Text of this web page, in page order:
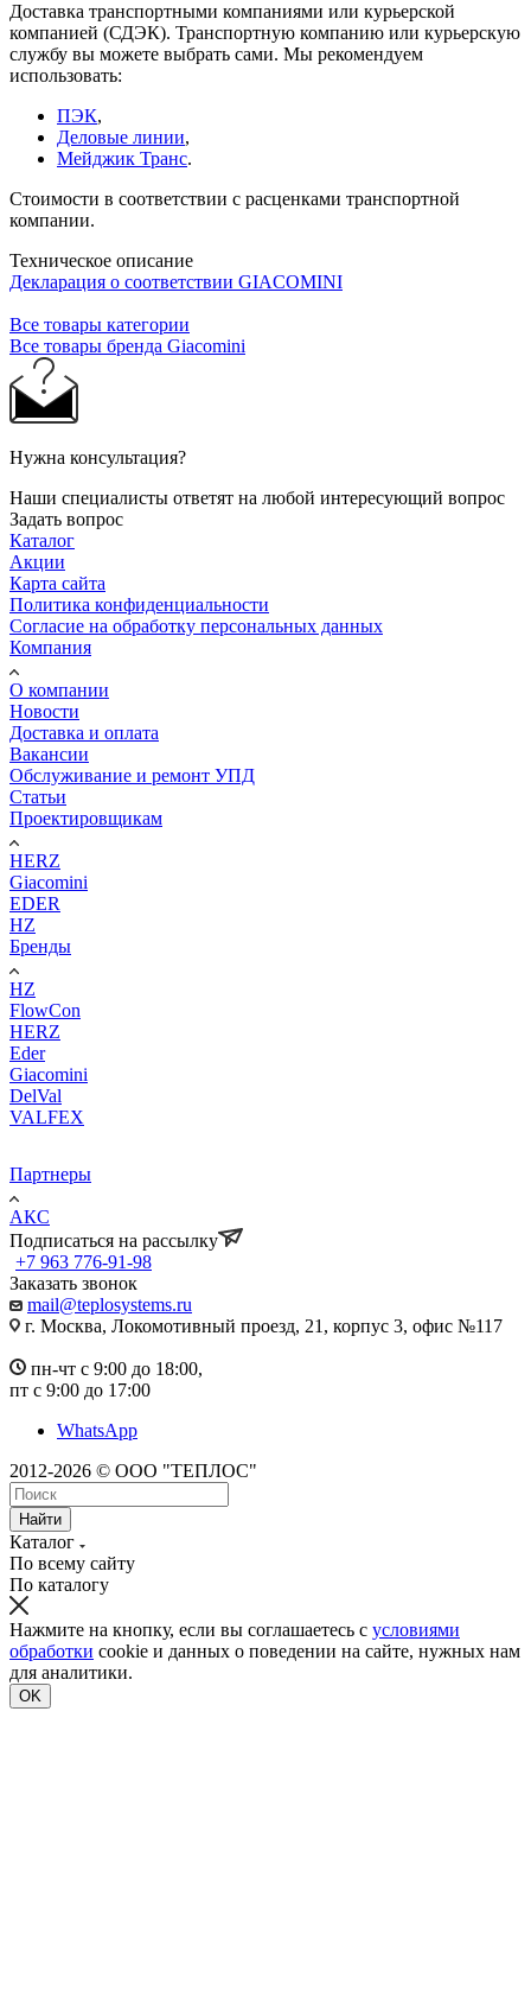
Доставка транспортными компаниями или курьерской
компанией (СДЭК). Транспортную компанию или курьерскую
службу вы можете выбрать сами. Мы рекомендуем
использовать:
ПЭК,
Деловые линии,
Мейджик Транс.
Стоимости в соответствии с расценками транспортной
компании.
Техническое описание
Декларация о соответствии GIACOMINI
Все товары категории
Все товары бренда Giacomini
Нужна консультация?
Наши специалисты ответят на любой интересующий вопрос
Задать вопрос
Каталог
Акции
Карта сайта
Политика конфиденциальности
Согласие на обработку персональных данных
Компания
О компании
Новости
Доставка и оплата
Вакансии
Обслуживание и ремонт УПД
Статьи
Проектировщикам
HERZ
Giacomini
EDER
HZ
Бренды
HZ
FlowCon
HERZ
Eder
Giacomini
DelVal
VALFEX
Партнеры
АКС
Подписаться на рассылку
+7 963 776-91-98
Заказать звонок
mail@teplosystems.ru
г. Москва, Локомотивный проезд, 21, корпус 3, офис №117
пн-чт с 9:00 до 18:00,
пт с 9:00 до 17:00
WhatsApp
2012-2026 © ООО "ТЕПЛОС"
Найти
Каталог
По всему сайту
По каталогу
Нажмите на кнопку, если вы соглашаетесь с условиями
обработки cookie и данных о поведении на сайте, нужных нам
для аналитики.
OK